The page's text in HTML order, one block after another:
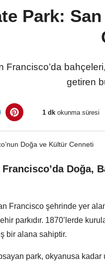
Park:
Francisco’da
getiren
1 dk okunma süresi
Doğa,
Francisco şehrinde yer
parkıdır. 1870’lerde
bir alana sahiptir.
park, okyanusa kadar